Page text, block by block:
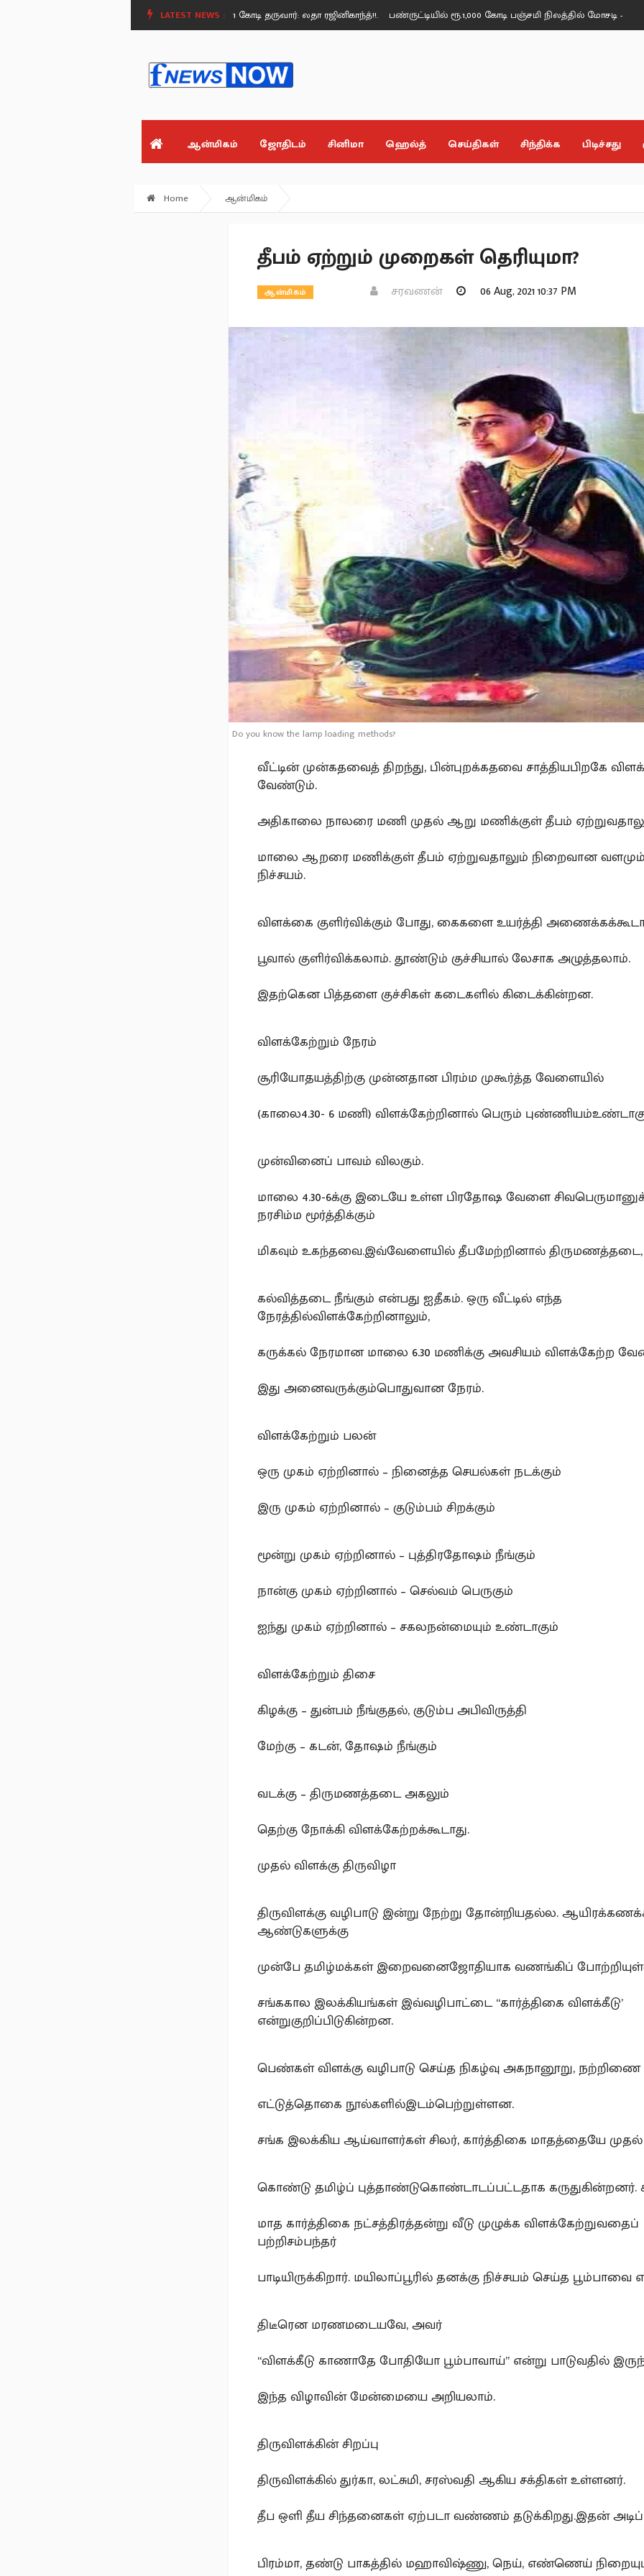
LATEST NEWS :
காவிரி இணைப்பு வந்தால்… ரூபாய் 1 கோடி தருவார்: லதா ரஜினிகாந்த்!!. பண்ருட்டியில் ரூ.1,000 கோடி பஞ்சமி நிலத்தில் மோசடி - வேல்முருகன்
ஆன்மிகம் ஜோதிடம் சினிமா ஹெல்த் செய்திகள் சிந்திக்க பிடிச்சது
Home ஆன்மிகம்
தீபம் ஏற்றும் முறைகள் தெரியுமா?
ஆன்மிகம் சரவணன் 06 Aug, 2021 10:37 PM
Do you know the lamp loading methods?
வீட்டின் முன்கதவைத் திறந்து, பின்புறக்கதவை சாத்தியபிறகே
வேண்டும்.
அதிகாலை நாலரை மணி முதல் ஆறு மணிக்குள் தீபம்
மாலை ஆறரை மணிக்குள் தீபம் ஏற்றுவதாலும் நிறைவான
நிச்சயம்.
விளக்கை குளிர்விக்கும் போது, கைகளை உயர்த்தி
பூவால் குளிர்விக்கலாம். தூண்டும் குச்சியால் லேசாக அழுத்தலாம்.
இதற்கென பித்தளை குச்சிகள் கடைகளில் கிடைக்கின்றன.
விளக்கேற்றும் நேரம்
சூரியோதயத்திற்கு முன்னதான பிரம்ம முகூர்த்த வேளையில்
(காலை4.30- 6 மணி) விளக்கேற்றினால் பெரும்
முன்வினைப் பாவம் விலகும்.
மாலை 4.30-6க்கு இடையே உள்ள பிரதோஷ வேளை
நரசிம்ம மூர்த்திக்கும்
மிகவும் உகந்தவை.இவ்வேளையில் தீபமேற்றினால் திருமணத்தடை,
கல்வித்தடை நீங்கும் என்பது ஐதீகம். ஒரு வீட்டில் எந்த
நேரத்தில்விளக்கேற்றினாலும்,
கருக்கல் நேரமான மாலை 6.30 மணிக்கு அவசியம் விளக்கேற்ற
இது அனைவருக்கும்பொதுவான நேரம்.
விளக்கேற்றும் பலன்
ஒரு முகம் ஏற்றினால் – நினைத்த செயல்கள் நடக்கும்
இரு முகம் ஏற்றினால் – குடும்பம் சிறக்கும்
மூன்று முகம் ஏற்றினால் – புத்திரதோஷம் நீங்கும்
நான்கு முகம் ஏற்றினால் – செல்வம் பெருகும்
ஐந்து முகம் ஏற்றினால் – சகலநன்மையும் உண்டாகும்
விளக்கேற்றும் திசை
கிழக்கு – துன்பம் நீங்குதல், குடும்ப அபிவிருத்தி
மேற்கு – கடன், தோஷம் நீங்கும்
வடக்கு – திருமணத்தடை அகலும்
தெற்கு நோக்கி விளக்கேற்றக்கூடாது.
முதல் விளக்கு திருவிழா
திருவிளக்கு வழிபாடு இன்று நேற்று தோன்றியதல்ல.
ஆண்டுகளுக்கு
முன்பே தமிழ்மக்கள் இறைவனைஜோதியாக வணங்கிப்
சங்ககால இலக்கியங்கள் இவ்வழிபாட்டை “கார்த்திகை விளக்கீடு’
என்றுகுறிப்பிடுகின்றன.
பெண்கள் விளக்கு வழிபாடு செய்த நிகழ்வு அகநானூறு,
எட்டுத்தொகை நூல்களில்இடம்பெற்றுள்ளன.
சங்க இலக்கிய ஆய்வாளர்கள் சிலர், கார்த்திகை மாதத்தையே
கொண்டு தமிழ்ப் புத்தாண்டுகொண்டாடப்பட்டதாக கருதுகின்றனர்.
மாத கார்த்திகை நட்சத்திரத்தன்று வீடு முழுக்க விளக்கேற்றுவதைப்
பற்றிசம்பந்தர்
பாடியிருக்கிறார். மயிலாப்பூரில் தனக்கு நிச்சயம் செய்த
திடீரென மரணமடையவே, அவர்
“விளக்கீடு காணாதே போதியோ பூம்பாவாய்” என்று பாடுவதில்
இந்த விழாவின் மேன்மையை அறியலாம்.
திருவிளக்கின் சிறப்பு
திருவிளக்கில் துர்கா, லட்சுமி, சரஸ்வதி ஆகிய சக்திகள் உள்ளனர்.
தீப ஒளி தீய சிந்தனைகள் ஏற்படா வண்ணம் தடுக்கிறது.இதன்
பிரம்மா, தண்டு பாகத்தில் மஹாவிஷ்ணு, நெய், எண்ணெய்